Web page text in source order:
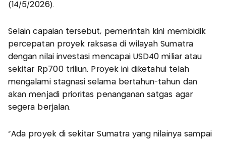
(14/5/2026).
Selain capaian tersebut, pemerintah kini membidik
percepatan proyek raksasa di wilayah Sumatra
dengan nilai investasi mencapai USD40 miliar atau
sekitar Rp700 triliun. Proyek ini diketahui telah
mengalami stagnasi selama bertahun-tahun dan
akan menjadi prioritas penanganan satgas agar
segera berjalan.
"Ada proyek di sekitar Sumatra yang nilainya sampai